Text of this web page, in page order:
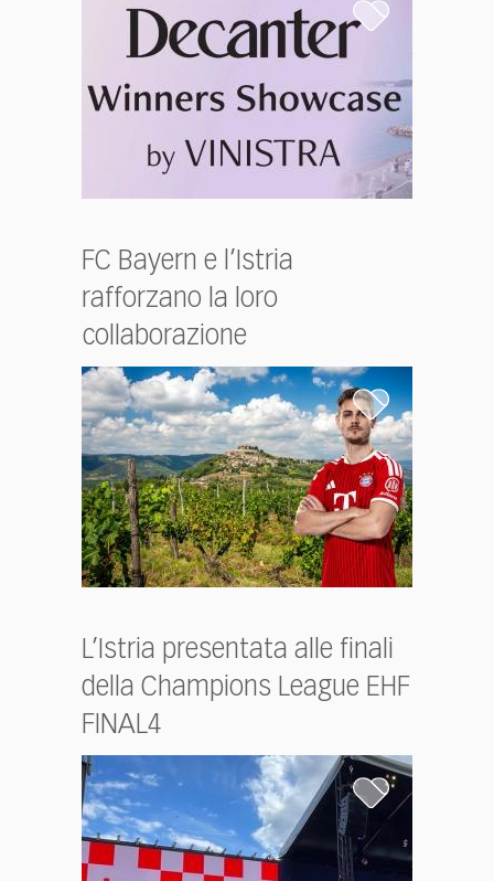
FC Bayern e l’Istria
rafforzano la loro
collaborazione
L’Istria presentata alle finali
della Champions League EHF
FINAL4